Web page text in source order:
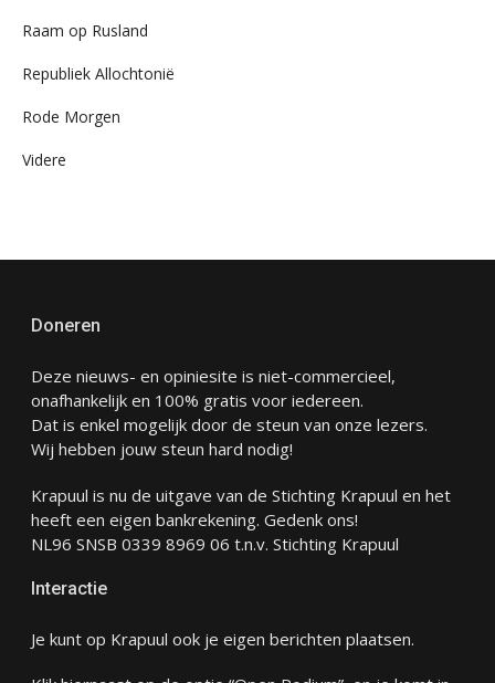
Raam op Rusland
Republiek Allochtonië
Rode Morgen
Videre
Doneren
Deze nieuws- en opiniesite is niet-commercieel,
onafhankelijk en 100% gratis voor iedereen.
Dat is enkel mogelijk door de steun van onze lezers.
Wij hebben jouw steun hard nodig!
Krapuul is nu de uitgave van de Stichting Krapuul en het
heeft een eigen bankrekening. Gedenk ons!
NL96 SNSB 0339 8969 06 t.n.v. Stichting Krapuul
Interactie
Je kunt op Krapuul ook je eigen berichten plaatsen.